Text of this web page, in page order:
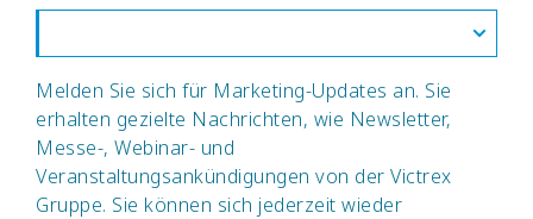
Melden Sie sich für Marketing-Updates an. Sie
erhalten gezielte Nachrichten, wie Newsletter,
Messe-, Webinar- und
Veranstaltungsankündigungen von der Victrex
Gruppe. Sie können sich jederzeit wieder